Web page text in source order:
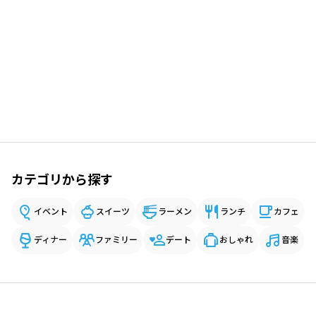
カテゴリから探す
イベント スイーツ ラーメン ランチ カフェ
ディナー ファミリー デート おしゃれ 音楽